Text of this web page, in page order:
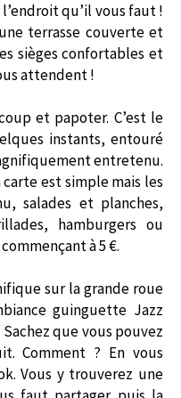
qu’il vous faut !
terrasse couverte et
sièges confortables et
attendent !
et papoter. C’est le
instants, entouré
entretenu.
est simple mais les
salades et planches,
hamburgers ou
à 5 €.
sur la grande roue
guinguette Jazz
que vous pouvez
Comment ? En vous
Vous y trouverez une